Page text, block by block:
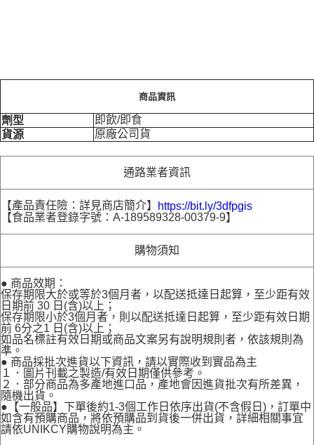
商品資訊
劑型
即飲/即食
貨源
原廠公司貨
通路業者資訊
【產品責任險：詳見商店簡介】
https://bit.ly/3dfpgis
【食品業者登錄字號：A-189589328-00379-9】
購物須知
● 商品效期：
保存期限大於或等於3個月者，以配送抵達日起算，至少距有效
日期前 30 日(含)以上；
保存期限小於3個月者，則以配送抵達日起算，至少距有效日期
前 6分之1 日(含)以上；
如品名標註有效日期或商品文案另有說明規則者，依該規則為
準。
● 商品採批次進貨以下資訊，請以實際收到實品為主
１．圖片刊載之製造/有效日期僅供參考。
２．部分商品為多產地進口品，產地會因進貨批次有所差異，
隨機出貨。
●【一般品】下單後約1-3個工作日依序出貨(不含假日)，訂單中
如含有預購商品，將依預購品到貨後一併出貨，詳細相關事宜
請依UNIKCY購物說明為主。